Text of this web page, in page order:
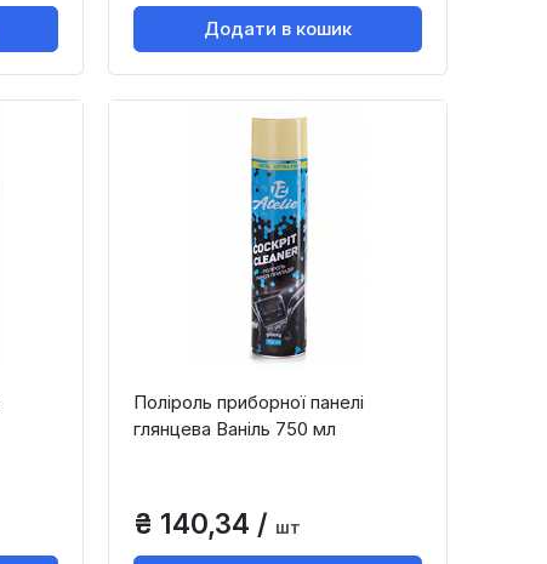
Додати в кошик
Поліроль приборної панелі
глянцева Ваніль 750 мл
₴ 140,34 / шт